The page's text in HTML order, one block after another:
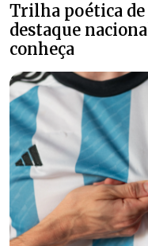
Trilha poética
destaque
conheça